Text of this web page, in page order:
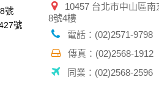
司會向其他人士或公司提供您的個
關的要求；或我們發覺您在網站上
人隱私，我們無法為您查詢其他使
提供所有相關資料，以協助調查及
號
號
10457 台北市中山區
8號4樓
電話：(02)2571-9798
傳真：(02)2568-1912
同業：(02)2568-2596